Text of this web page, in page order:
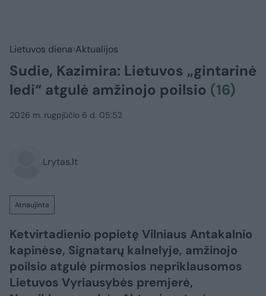
Lietuvos diena Aktualijos
Sudie, Kazimira: Lietuvos „gintarinė
ledi“ atgulė amžinojo poilsio (16)
2026 m. rugpjūčio 6 d. 05:52
Lrytas.lt
Atnaujinta
Ketvirtadienio popietę Vilniaus Antakalnio
kapinėse, Signatarų kalnelyje, amžinojo
poilsio atgulė pirmosios nepriklausomos
Lietuvos Vyriausybės premjerė,